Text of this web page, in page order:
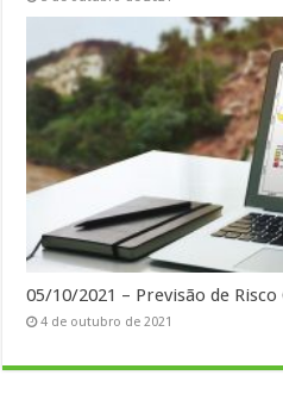
05/10/2021 – Previsão de
4 de outubro de 2021